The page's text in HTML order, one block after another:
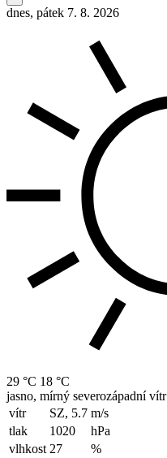
dnes, pátek 7. 8. 2026
29 °C 18 °C
jasno, mírný severozápadní vítr
vítr
SZ, 5.7 m/s
tlak
1020
hPa
vlhkost 27
%